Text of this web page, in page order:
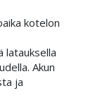
kotelon
latauksella
Akun
ja